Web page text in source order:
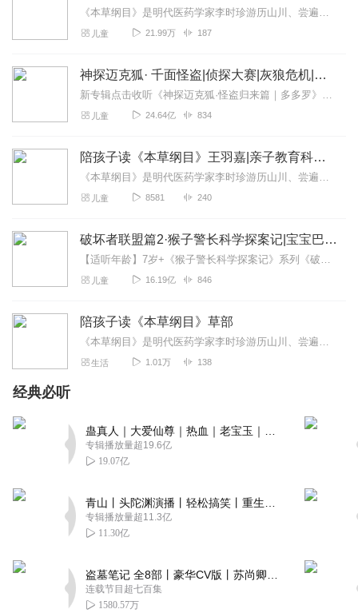
《本草纲目》是明代医药学家李时珍游历山川、尝遍百草，历经数十年编写而成的东方药学巨著，被达尔文誉为“中国古代的百科全书”。本书以《本草纲目》中的草药为基础，选取...
儿童 21.99万 187
神探迈克狐· 千面怪盗|侦探大赛|灰狼危机|多多罗
新专辑点击收听《神探迈克狐·怪盗归来篇｜多多罗》！！！>>>点击进入主播橱窗购买《神探迈克狐》系列图书吧!<<<多多罗故事【点击前往】收听多多罗其他好玩有趣的故...
儿童 24.64亿 834
陪孩子读《本草纲目》王羽嘉|亲子教育科普育儿套装
《本草纲目》是明代医药学家李时珍游历山川、尝遍百草，历经数十年编写而成的东方药学巨著，被达尔文誉为“中国古代的百科全书”。《陪孩子读《本草纲目》》以《本草纲目...
儿童 8581 240
破坏者联盟篇2·猴子警长科学探案记|宝宝巴士故事
【适听年龄】7岁+《猴子警长科学探案记》系列《破坏者联盟篇1·猴子警长科学探案记》>>>《破坏者联盟篇2·猴子警长科学探案记》>>>《破坏者联盟篇3·猴子警长科...
儿童 16.19亿 846
陪孩子读《本草纲目》草部
《本草纲目》是明代医药学家李时珍游历山川、尝遍百草，历经数十年编写而成的东方药学巨著，被达尔文誉为“中国古代的百科全书”本套书以《本草纲目》中的草药为基础，选取...
生活 1.01万 138
经典必听
专辑播放量超19.6亿
19.07亿
专辑播放量超11.3亿
11.30亿
连载节目超七百集
1580.57万